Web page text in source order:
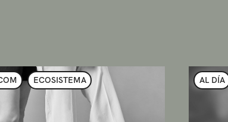
ECOSISTEMA AL DÍA